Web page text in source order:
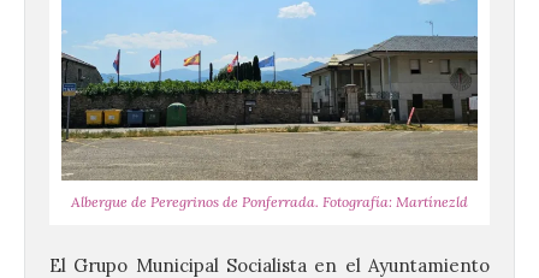
Albergue de Peregrinos de Ponferrada. Fotografía: Martínezld
El Grupo Municipal Socialista en el Ayuntamiento